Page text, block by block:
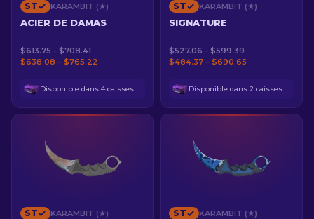
ST KARAMBIT (★)
ACIER DE DAMAS
$613.75 - $708.41
$638.08 – $765.22
Disponible dans 4 caisses
ST KARAMBIT (★)
SIGNATURE
$527.06 - $599.39
$484.37 – $690.65
Disponible dans 2 caisses
ST KARAMBIT (★) ST KARAMBIT (★)